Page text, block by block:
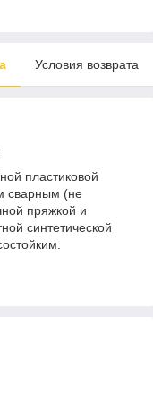
Условия возврата
пластиковой
сварным (не
пряжкой и
синтетической